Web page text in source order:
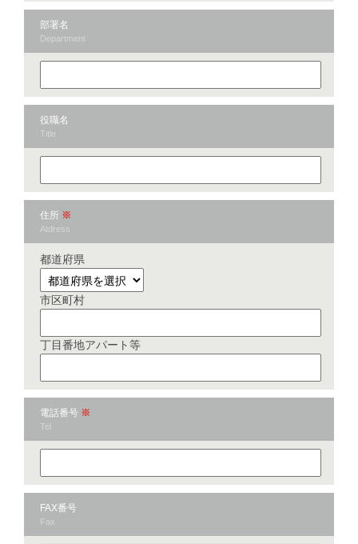
部署名
Department
役職名
Title
住所 ※
Atdress
都道府県
市区町村
丁目番地アパート等
電話番号 ※
Tel
FAX番号
Fax